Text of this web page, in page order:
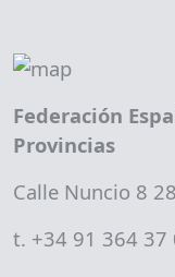
Federación
Provincias
Calle Nuncio 8
t. +34 91 364 37